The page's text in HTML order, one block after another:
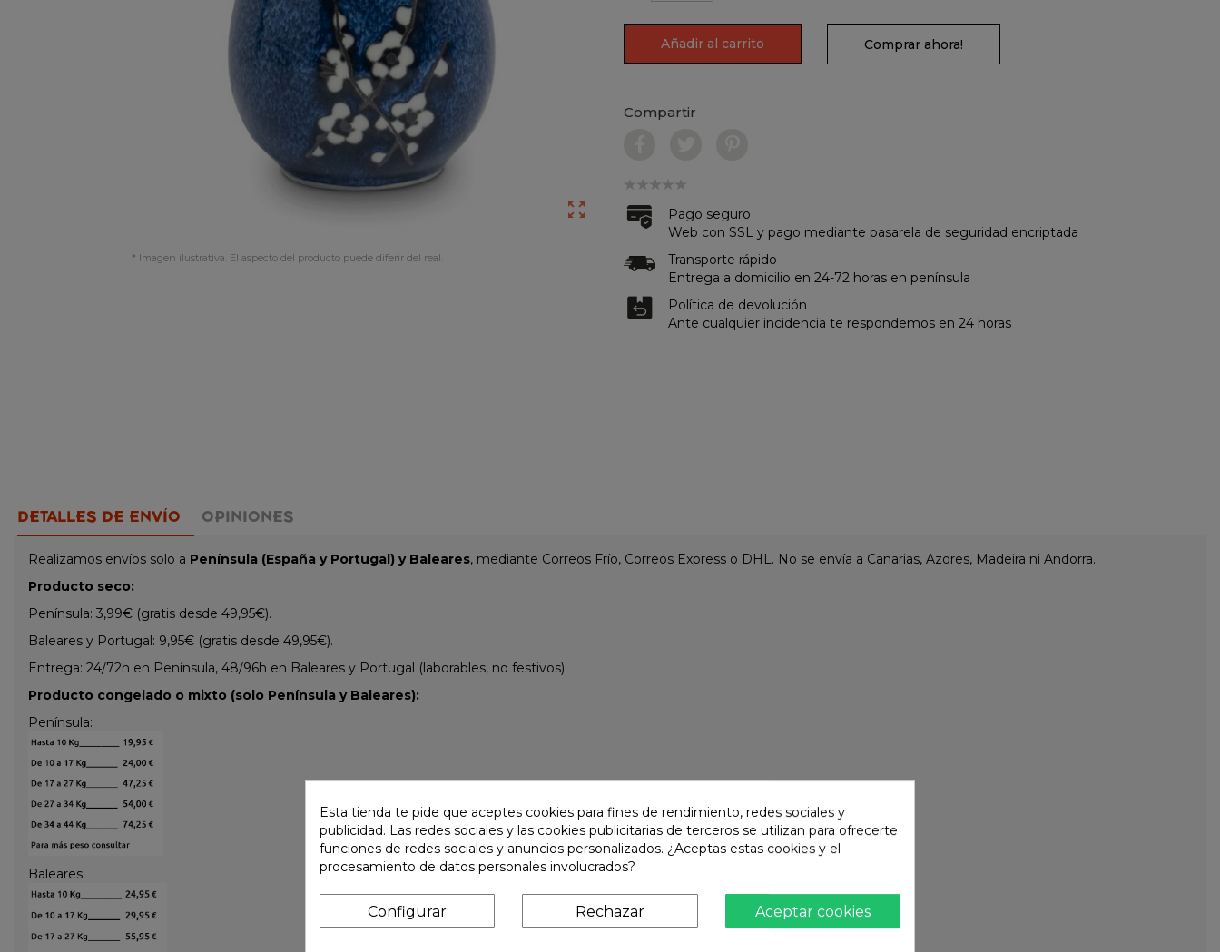

* Imagen ilustrativa. El aspecto del producto puede diferir del real.
Añadir al carrito Comprar ahora!
Compartir
Pago seguro
Web con SSL y pago mediante pasarela de seguridad encriptada
Transporte rápido
Entrega a domicilio en 24-72 horas en península
Política de devolución
Ante cualquier incidencia te respondemos en 24 horas
DETALLES DE ENVÍO OPINIONES
Realizamos envíos solo a Península (España y Portugal) y Baleares, mediante Correos Frío, Correos Express o DHL. No se envía a Canarias, Azores, Madeira ni Andorra.
Producto seco:
Península: 3,99€ (gratis desde 49,95€).
Baleares y Portugal: 9,95€ (gratis desde 49,95€).
Entrega: 24/72h en Península, 48/96h en Baleares y Portugal (laborables, no festivos).
Producto congelado o mixto (solo Península y Baleares):
Península:
Baleares:
Esta tienda te pide que aceptes cookies para fines de rendimiento, redes sociales y
publicidad. Las redes sociales y las cookies publicitarias de terceros se utilizan para ofrecerte
funciones de redes sociales y anuncios personalizados. ¿Aceptas estas cookies y el
procesamiento de datos personales involucrados?
Aceptar cookies
Rechazar
Configurar